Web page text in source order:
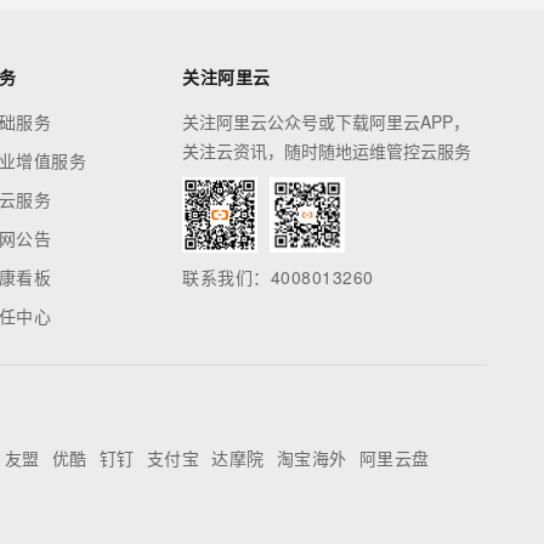
服务
增值服务
服务
公告
看板
中心
关注阿里云
关注阿里云公众号或下载阿里云APP，
关注云资讯，随时随地运维管控云服务
联系我们：4008013260
友盟 优酷 钉钉 支付宝 达摩院 淘宝海外 阿里云盘